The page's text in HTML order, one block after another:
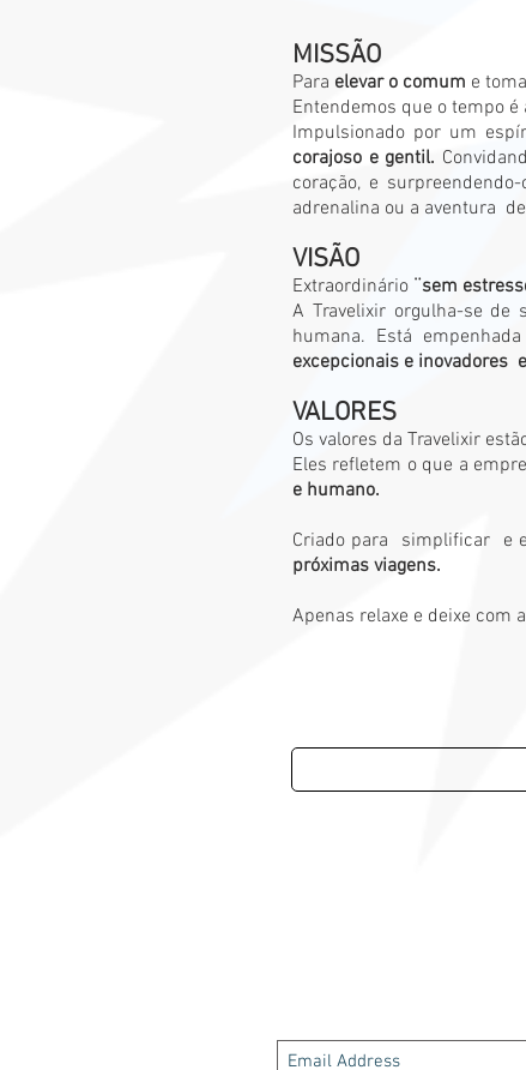
MISSÃO
Para elevar o comum e
Entendemos que o tempo
Impulsionado por um
corajoso e gentil.
coração, e
adrenalina ou a aventura
VISÃO
Extraordinário ¨sem
A Travelixir orgulha-se de
humana. Está
excepcionais e inovadores
VALORES
Os valores da Travelixir
Eles refletem o que a
e humano.
Criado para simplificar e
próximas viagens.
Apenas relaxe e deixe com